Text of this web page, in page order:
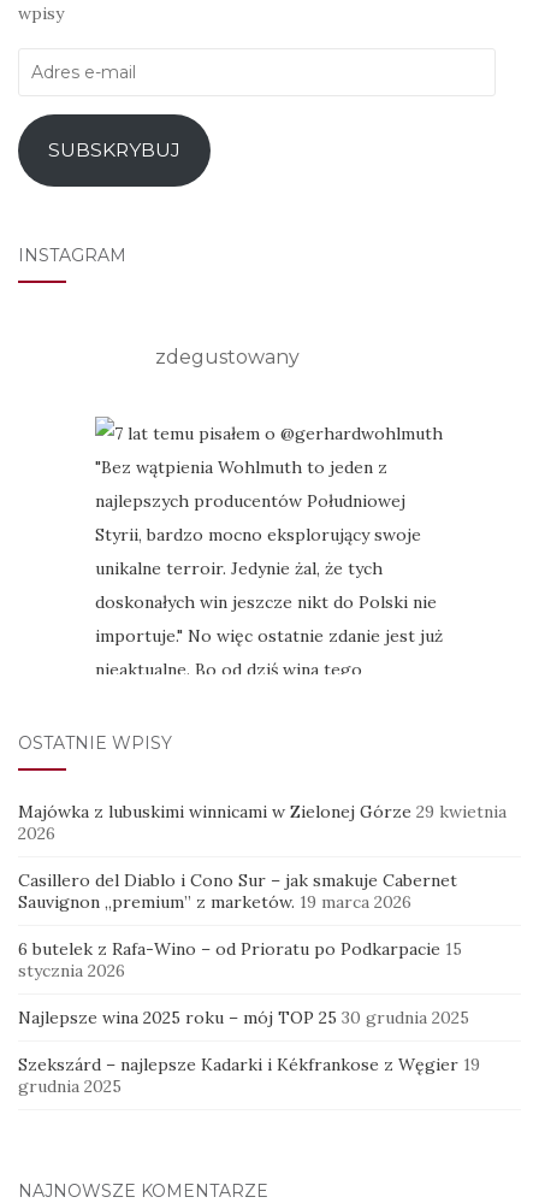
wpisy
Adres
mail
SUBSKRYBUJ
INSTAGRAM
zdegustowany
OSTATNIE WPISY
Majówka z lubuskimi winnicami w Zielonej Górze 29 kwietnia
2026
Casillero del Diablo i Cono Sur – jak smakuje Cabernet
Sauvignon „premium” z marketów. 19 marca 2026
6 butelek z Rafa-Wino – od Prioratu po Podkarpacie 15
stycznia 2026
Najlepsze wina 2025 roku – mój TOP 25 30 grudnia 2025
Szekszárd – najlepsze Kadarki i Kékfrankose z Węgier 19
grudnia 2025
NAJNOWSZE KOMENTARZE